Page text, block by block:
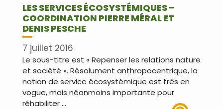
LES SERVICES ÉCOSYSTÉMIQUES –
COORDINATION PIERRE MÉRAL ET
DENIS PESCHE
7 juillet 2016
Le sous-titre est « Repenser les relations nature
et société ». Résolument anthropocentrique, la
notion de service écosystémique est très en
vogue, mais néanmoins importante pour
réhabiliter …